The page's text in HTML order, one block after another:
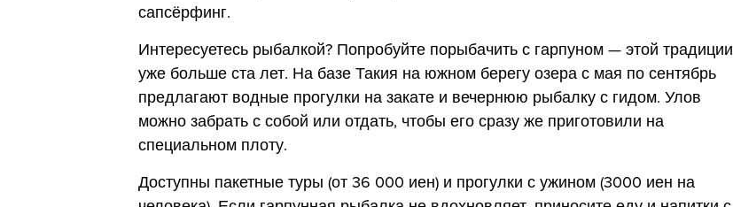
сапсёрфинг.
Интересуетесь рыбалкой? Попробуйте порыбачить с гарпуном — этой традиции
уже больше ста лет. На базе Такия на южном берегу озера с мая по сентябрь
предлагают водные прогулки на закате и вечернюю рыбалку с гидом. Улов
можно забрать с собой или отдать, чтобы его сразу же приготовили на
специальном плоту.
Доступны пакетные туры (от 36 000 иен) и прогулки с ужином (3000 иен на